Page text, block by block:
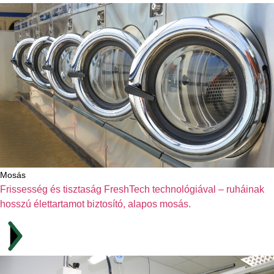
Mosás
Frissesség és tisztaság FreshTech technológiával – ruháinak
hosszú élettartamot biztosító, alapos mosás.